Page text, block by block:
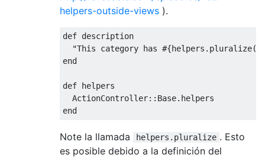
helpers-outside-views ).
def description
"This category has
end
def helpers
ActionController:: Base.
end
Note la llamada helpers.pluralize . Esto
es posible debido a la definición del